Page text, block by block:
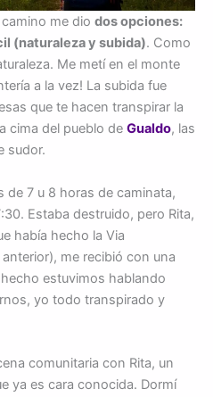
camino me dio dos opciones:
(naturaleza y subida). Como
Me metí en el monte
a la vez! La subida fue
que te hacen transpirar la
cima del pueblo de Gualdo, las
sudor.
de 7 u 8 horas de caminata,
Estaba destruido, pero Rita,
había hecho la Via
me recibió con una
estuvimos hablando
yo todo transpirado y
comunitaria con Rita, un
ya es cara conocida. Dormí